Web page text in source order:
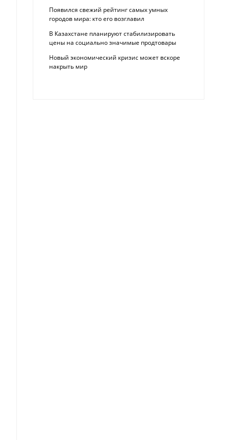
Появился свежий рейтинг самых умных
городов мира: кто его возглавил
В Казахстане планируют стабилизировать
цены на социально значимые продтовары
Новый экономический кризис может вскоре
накрыть мир